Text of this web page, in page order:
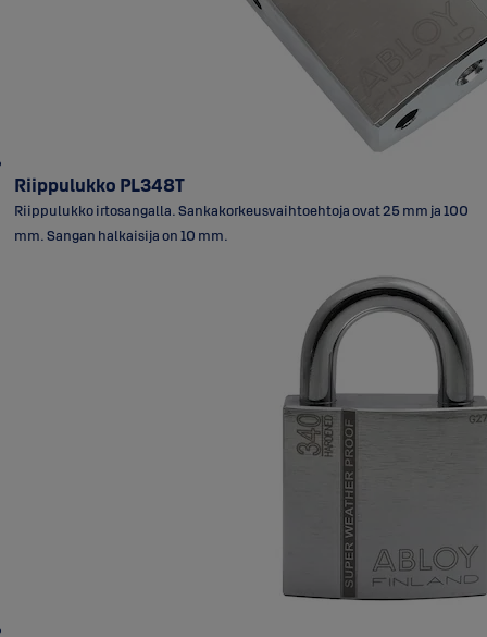
Riippulukko PL348T
Riippulukko irtosangalla. Sankakorkeusvaihtoehtoja ovat 25 mm ja 100
mm. Sangan halkaisija on 10 mm.